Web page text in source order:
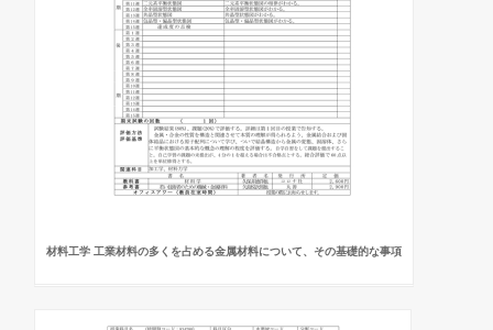
材料工学 工業材料の多くを占める金属材料について、その基礎的な事項